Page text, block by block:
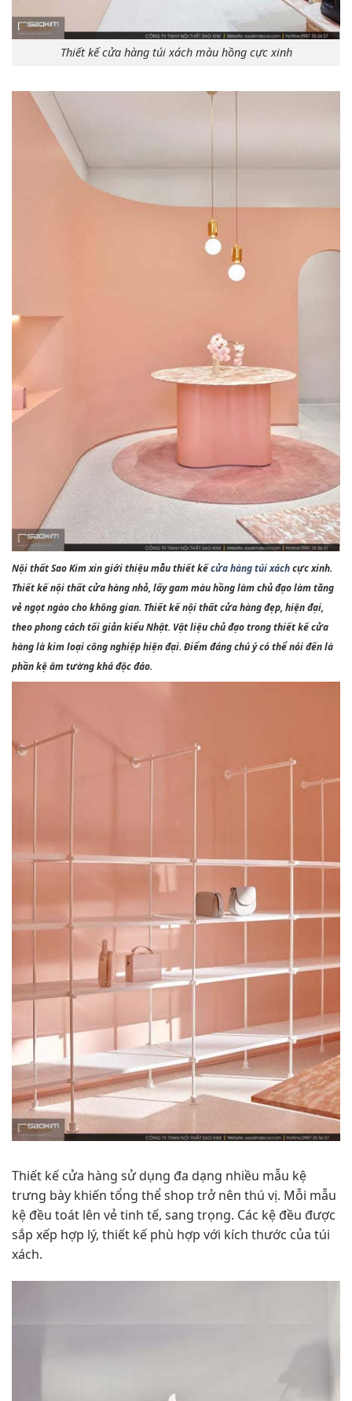
Thiết kế cửa hàng túi xách màu hồng cực xinh
Nội thất Sao Kim xin giới thiệu mẫu thiết kếcửa hàng túi xáchcực xinh.
Thiết kế nội thất cửa hàng nhỏ, lấy gam màu hồng làm chủ đạo làm tăng
vẻ ngọt ngào cho không gian. Thiết kế nội thất cửa hàng đẹp, hiện đại,
theo phong cách tối giản kiểu Nhật. Vật liệu chủ đạo trong thiết kế cửa
hàng là kim loại công nghiệp hiện đại. Điểm đáng chú ý có thể nói đến là
phần kệ âm tường khá độc đáo.
Thiết kế cửa hàng sử dụng đa dạng nhiều mẫu kệ
trưng bày khiến tổng thể shop trở nên thú vị. Mỗi mẫu
kệ đều toát lên vẻ tinh tế, sang trọng. Các kệ đều được
sắp xếp hợp lý, thiết kế phù hợp với kích thước của túi
xách.